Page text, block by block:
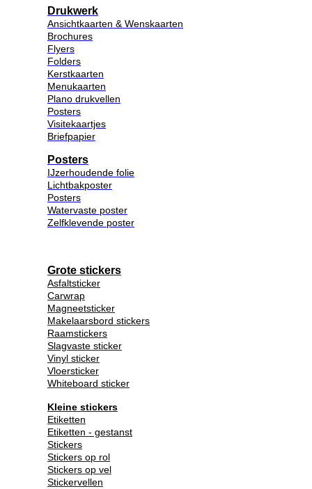
Drukwerk
Ansichtkaarten & Wenskaarten
Brochures
Flyers
Folders
Kerstkaarten
Menukaarten
Plano drukvellen
Posters
Visitekaartjes
Briefpapier
Posters
IJzerhoudende folie
Lichtbakposter
Posters
Watervaste poster
Zelfklevende poster
Grote stickers
Asfaltsticker
Carwrap
Magneetsticker
Makelaarsbord stickers
Raamstickers
Slagvaste sticker
Vinyl sticker
Vloersticker
Whiteboard sticker
Kleine stickers
Etiketten
Etiketten - gestanst
Stickers
Stickers op rol
Stickers op vel
Stickervellen